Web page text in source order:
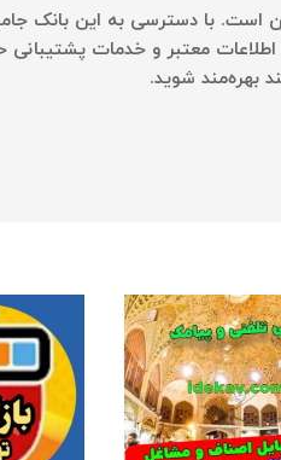
است. با دسترسی به این بانک
معتبر و خدمات پشتیبانی
بهره‌مند شوید.